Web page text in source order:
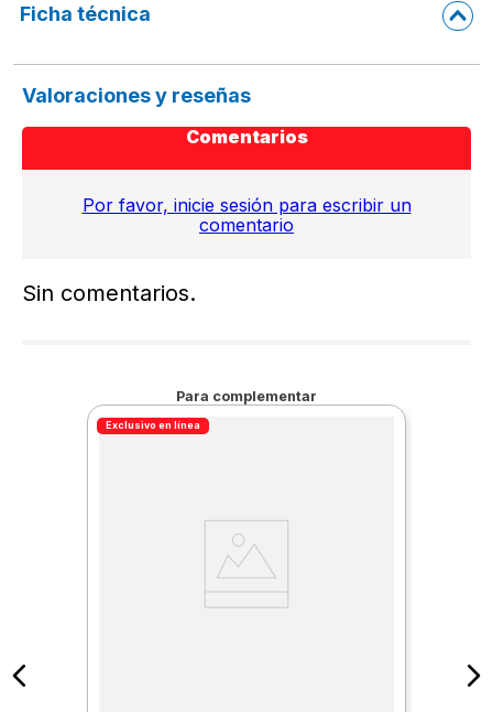
Ficha técnica
Valoraciones y reseñas
Comentarios
Por favor, inicie sesión para escribir un
comentario
Sin comentarios.
Para complementar
Exclusivo en línea